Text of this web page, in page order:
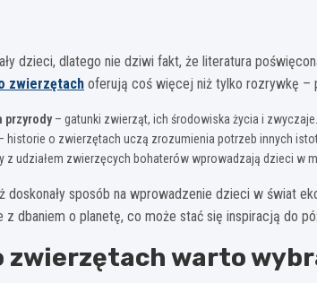
dzieci, dlatego nie dziwi fakt, że literatura
zwierzętach oferują coś więcej niż tylko rozrywkę –
przyrody– gatunki zwierząt, ich środowiska życia i zwyczaje.
historie o zwierzętach uczą zrozumienia potrzeb innych
z udziałem zwierzęcych bohaterów wprowadzają dzieci w
sposób na wprowadzenie dzieci w świat
dbaniem o planetę, co może stać się inspiracją do
zwierzętach warto